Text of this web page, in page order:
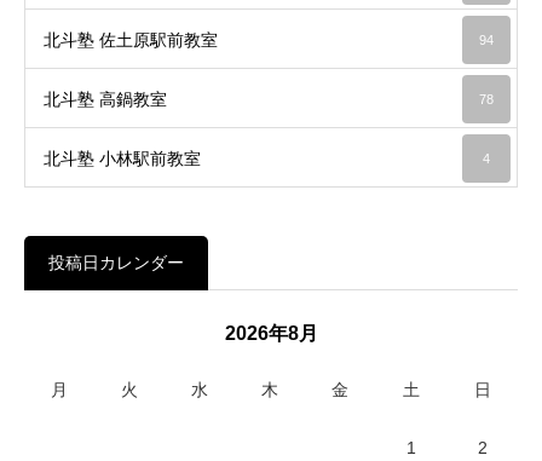
北斗塾 佐土原駅前教室 94
北斗塾 高鍋教室 78
北斗塾 小林駅前教室 4
投稿日カレンダー
2026年8月
月 火 水 木 金 土 日
1 2